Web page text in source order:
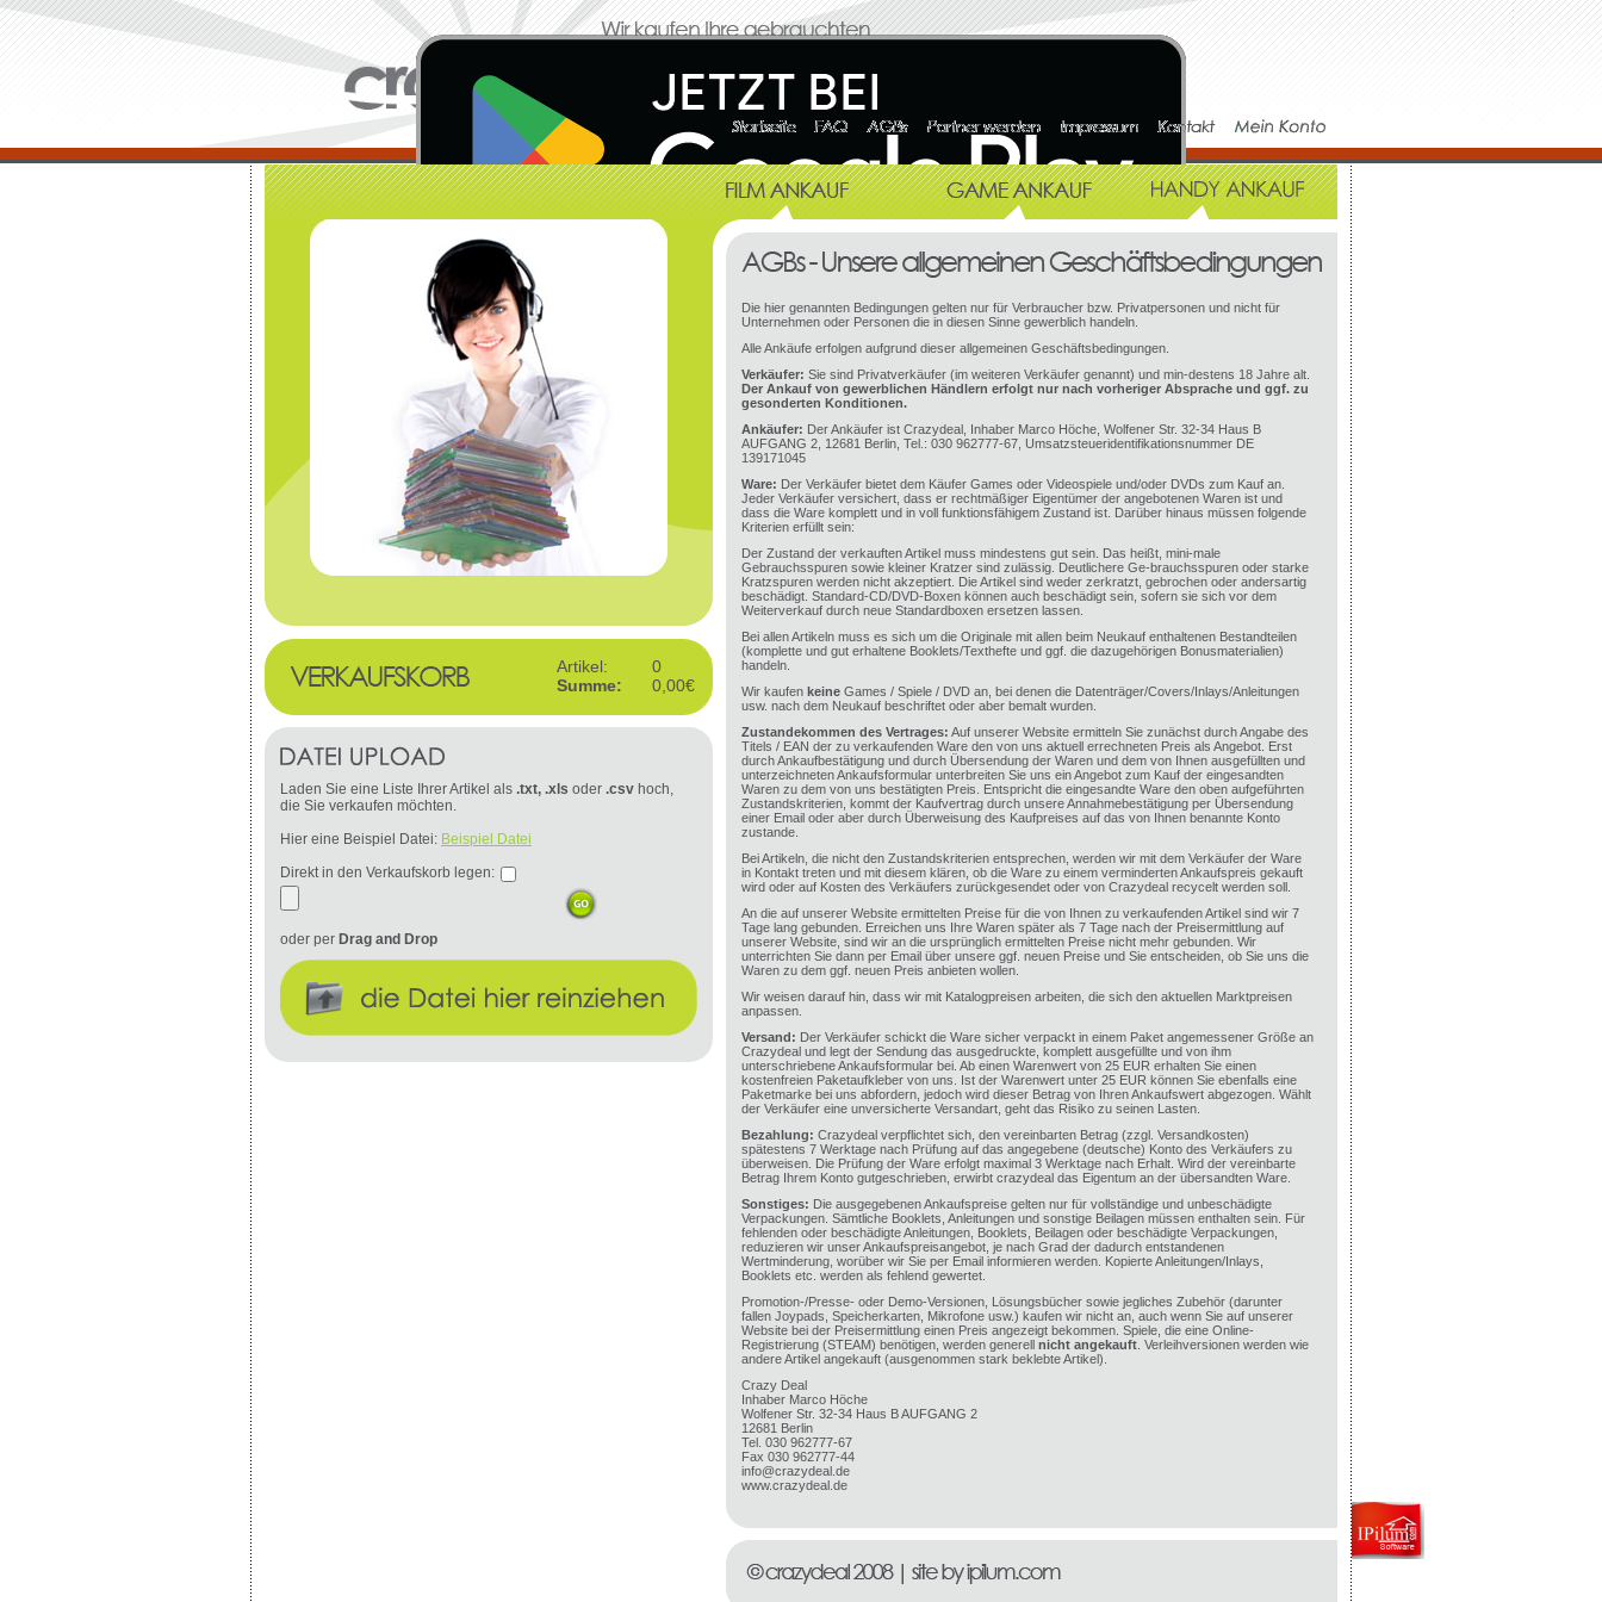
Die hier genannten Bedingungen gelten nur für Verbraucher bzw. Privatpersonen und nicht für
Unternehmen oder Personen die in diesen Sinne gewerblich handeln.
Alle Ankäufe erfolgen aufgrund dieser allgemeinen Geschäftsbedingungen.
Verkäufer: Sie sind Privatverkäufer (im weiteren Verkäufer genannt) und min-destens 18 Jahre alt.
Der Ankauf von gewerblichen Händlern erfolgt nur nach vorheriger Absprache und ggf. zu
gesonderten Konditionen.
Ankäufer: Der Ankäufer ist Crazydeal, Inhaber Marco Höche, Wolfener Str. 32-34 Haus B
AUFGANG 2, 12681 Berlin, Tel.: 030 962777-67, Umsatzsteueridentifikationsnummer DE
139171045
Ware: Der Verkäufer bietet dem Käufer Games oder Videospiele und/oder DVDs zum Kauf an.
Jeder Verkäufer versichert, dass er rechtmäßiger Eigentümer der angebotenen Waren ist und
dass die Ware komplett und in voll funktionsfähigem Zustand ist. Darüber hinaus müssen folgende
Kriterien erfüllt sein:
Der Zustand der verkauften Artikel muss mindestens gut sein. Das heißt, mini-male
Gebrauchsspuren sowie kleiner Kratzer sind zulässig. Deutlichere Ge-brauchsspuren oder starke
Kratzspuren werden nicht akzeptiert. Die Artikel sind weder zerkratzt, gebrochen oder andersartig
beschädigt. Standard-CD/DVD-Boxen können auch beschädigt sein, sofern sie sich vor dem
Weiterverkauf durch neue Standardboxen ersetzen lassen.
Bei allen Artikeln muss es sich um die Originale mit allen beim Neukauf enthaltenen Bestandteilen
(komplette und gut erhaltene Booklets/Texthefte und ggf. die dazugehörigen Bonusmaterialien)
handeln.
Wir kaufen keine Games / Spiele / DVD an, bei denen die Datenträger/Covers/Inlays/Anleitungen
usw. nach dem Neukauf beschriftet oder aber bemalt wurden.
Zustandekommen des Vertrages: Auf unserer Website ermitteln Sie zunächst durch Angabe des
Titels / EAN der zu verkaufenden Ware den von uns aktuell errechneten Preis als Angebot. Erst
durch Ankaufbestätigung und durch Übersendung der Waren und dem von Ihnen ausgefüllten und
unterzeichneten Ankaufsformular unterbreiten Sie uns ein Angebot zum Kauf der eingesandten
Waren zu dem von uns bestätigten Preis. Entspricht die eingesandte Ware den oben aufgeführten
Zustandskriterien, kommt der Kaufvertrag durch unsere Annahmebestätigung per Übersendung
einer Email oder aber durch Überweisung des Kaufpreises auf das von Ihnen benannte Konto
zustande.
Bei Artikeln, die nicht den Zustandskriterien entsprechen, werden wir mit dem Verkäufer der Ware
in Kontakt treten und mit diesem klären, ob die Ware zu einem verminderten Ankaufspreis gekauft
wird oder auf Kosten des Verkäufers zurückgesendet oder von Crazydeal recycelt werden soll.
An die auf unserer Website ermittelten Preise für die von Ihnen zu verkaufenden Artikel sind wir 7
Tage lang gebunden. Erreichen uns Ihre Waren später als 7 Tage nach der Preisermittlung auf
unserer Website, sind wir an die ursprünglich ermittelten Preise nicht mehr gebunden. Wir
unterrichten Sie dann per Email über unsere ggf. neuen Preise und Sie entscheiden, ob Sie uns die
Waren zu dem ggf. neuen Preis anbieten wollen.
Wir weisen darauf hin, dass wir mit Katalogpreisen arbeiten, die sich den aktuellen Marktpreisen
anpassen.
Versand: Der Verkäufer schickt die Ware sicher verpackt in einem Paket angemessener Größe an
Crazydeal und legt der Sendung das ausgedruckte, komplett ausgefüllte und von ihm
unterschriebene Ankaufsformular bei. Ab einen Warenwert von 25 EUR erhalten Sie einen
kostenfreien Paketaufkleber von uns. Ist der Warenwert unter 25 EUR können Sie ebenfalls eine
Paketmarke bei uns abfordern, jedoch wird dieser Betrag von Ihren Ankaufswert abgezogen. Wählt
der Verkäufer eine unversicherte Versandart, geht das Risiko zu seinen Lasten.
Bezahlung: Crazydeal verpflichtet sich, den vereinbarten Betrag (zzgl. Versandkosten)
spätestens 7 Werktage nach Prüfung auf das angegebene (deutsche) Konto des Verkäufers zu
überweisen. Die Prüfung der Ware erfolgt maximal 3 Werktage nach Erhalt. Wird der vereinbarte
Betrag Ihrem Konto gutgeschrieben, erwirbt crazydeal das Eigentum an der übersandten Ware.
Sonstiges: Die ausgegebenen Ankaufspreise gelten nur für vollständige und unbeschädigte
Verpackungen. Sämtliche Booklets, Anleitungen und sonstige Beilagen müssen enthalten sein. Für
fehlenden oder beschädigte Anleitungen, Booklets, Beilagen oder beschädigte Verpackungen,
reduzieren wir unser Ankaufspreisangebot, je nach Grad der dadurch entstandenen
Wertminderung, worüber wir Sie per Email informieren werden. Kopierte Anleitungen/Inlays,
Booklets etc. werden als fehlend gewertet.
Promotion-/Presse- oder Demo-Versionen, Lösungsbücher sowie jegliches Zubehör (darunter
fallen Joypads, Speicherkarten, Mikrofone usw.) kaufen wir nicht an, auch wenn Sie auf unserer
Website bei der Preisermittlung einen Preis angezeigt bekommen. Spiele, die eine Online-
Registrierung (STEAM) benötigen, werden generell nicht angekauft . Verleihversionen werden wie
andere Artikel angekauft (ausgenommen stark beklebte Artikel).
Crazy Deal
Inhaber Marco Höche
Wolfener Str. 32-34 Haus B AUFGANG 2
12681 Berlin
Tel. 030 962777-67
Fax 030 962777-44
info@crazydeal.de
www.crazydeal.de
Artikel:
0
Summe:
0,00€
Laden Sie eine Liste Ihrer Artikel als .txt, .xls oder .csv hoch,
die Sie verkaufen möchten.
Hier eine Beispiel Datei: Beispiel Datei
Direkt in den Verkaufskorb legen:
oder per Drag and Drop